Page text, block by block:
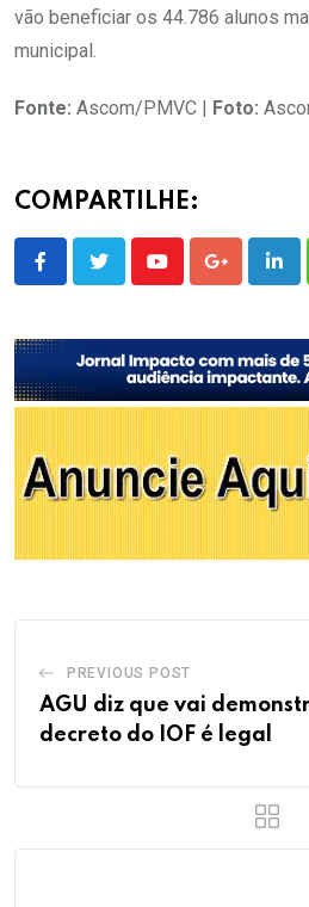
vão beneficiar os 44.786 alunos
municipal.
Fonte: Ascom/PMVC | Foto:
COMPARTILHE:
YoutubeGoogle+
PREVIOUS POST
AGU diz que vai
decreto do IOF é legal